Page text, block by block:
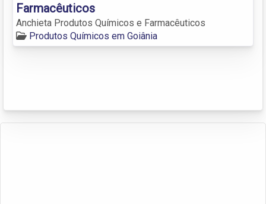
Farmacêuticos
Anchieta Produtos Químicos e Farmacêuticos
Produtos Químicos em Goiânia